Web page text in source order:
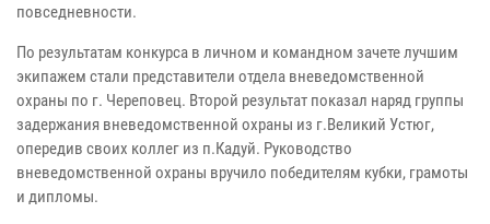
повседневности.
По результатам конкурса в личном и командном зачете лучшим
экипажем стали представители отдела вневедомственной
охраны по г. Череповец. Второй результат показал наряд группы
задержания вневедомственной охраны из г.Великий Устюг,
опередив своих коллег из п.Кадуй. Руководство
вневедомственной охраны вручило победителям кубки, грамоты
и дипломы.